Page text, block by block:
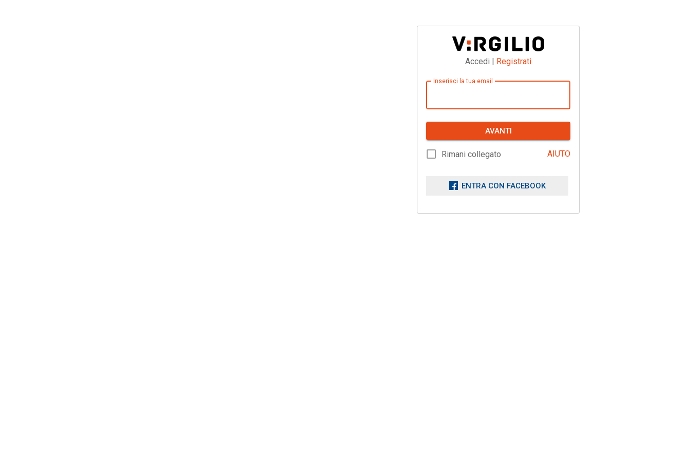
Accedi | Registrati
Inserisci la tua email
AVANTI
Rimani collegato AIUTO
ENTRA CON FACEBOOK